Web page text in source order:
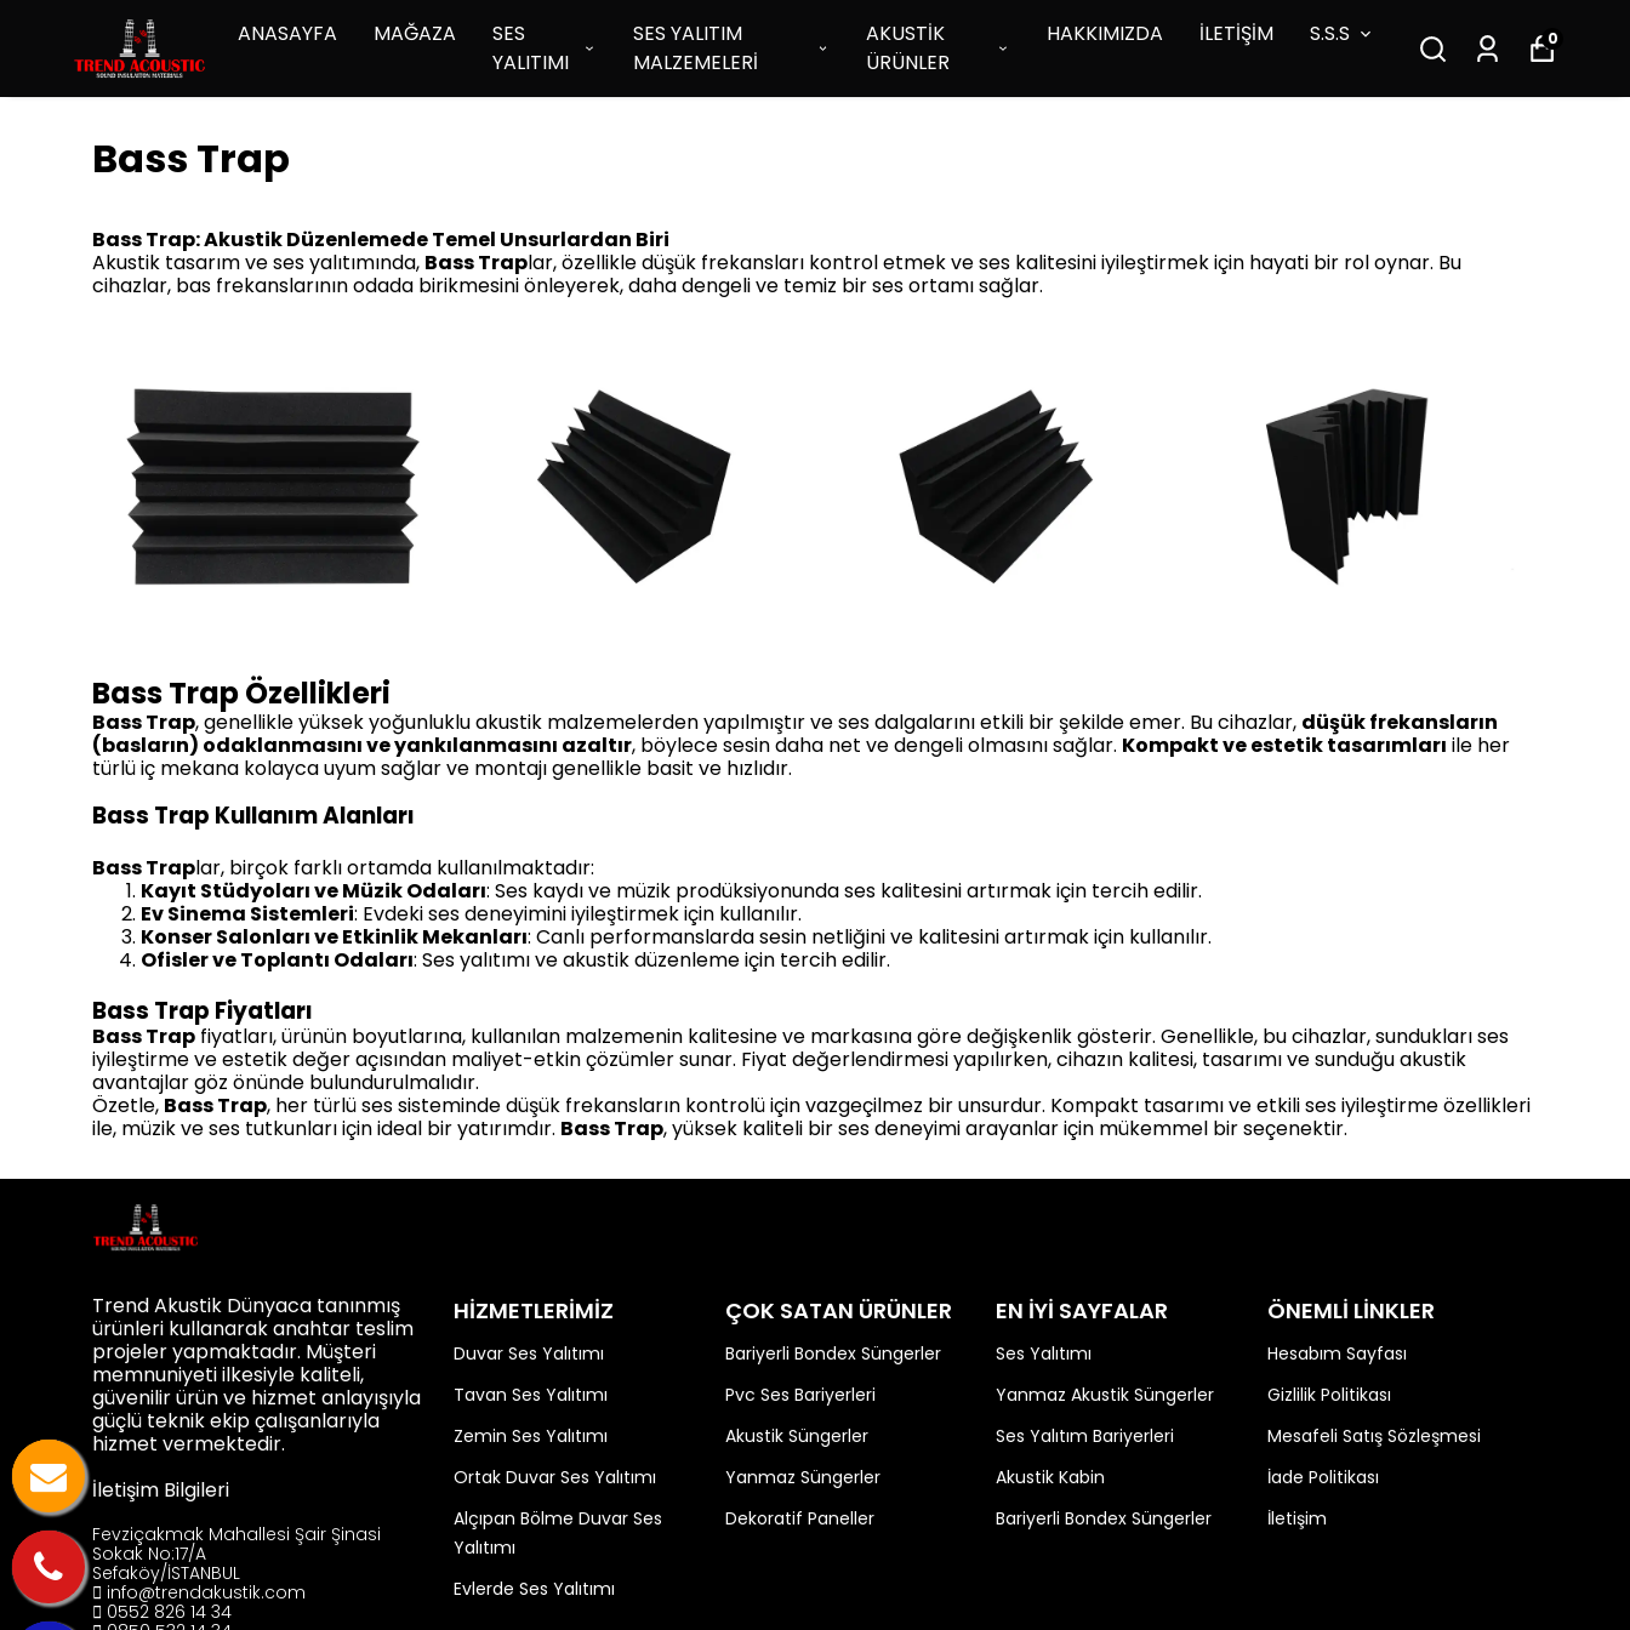
ANASAYFA MAĞAZA
SES
YALITIMI
SES YALITIM
MALZEMELERİ
AKUSTİK
ÜRÜNLER
HAKKIMIZDA İLETİŞİM S.S.S 0
Bass Trap
Bass Trap: Akustik Düzenlemede Temel Unsurlardan Biri
Akustik tasarım ve ses yalıtımında, Bass Traplar, özellikle düşük frekansları kontrol etmek ve ses kalitesini iyileştirmek için hayati bir rol oynar. Bu
cihazlar, bas frekanslarının odada birikmesini önleyerek, daha dengeli ve temiz bir ses ortamı sağlar.
Bass Trap Özellikleri
Bass Trap, genellikle yüksek yoğunluklu akustik malzemelerden yapılmıştır ve ses dalgalarını etkili bir şekilde emer. Bu cihazlar, düşük frekansların
(basların) odaklanmasını ve yankılanmasını azaltır, böylece sesin daha net ve dengeli olmasını sağlar. Kompakt ve estetik tasarımları ile her
türlü iç mekana kolayca uyum sağlar ve montajı genellikle basit ve hızlıdır.
Bass Trap Kullanım Alanları
Bass Traplar, birçok farklı ortamda kullanılmaktadır:
Kayıt Stüdyoları ve Müzik Odaları: Ses kaydı ve müzik prodüksiyonunda ses kalitesini artırmak için tercih edilir.
Ev Sinema Sistemleri: Evdeki ses deneyimini iyileştirmek için kullanılır.
Konser Salonları ve Etkinlik Mekanları: Canlı performanslarda sesin netliğini ve kalitesini artırmak için kullanılır.
Ofisler ve Toplantı Odaları: Ses yalıtımı ve akustik düzenleme için tercih edilir.
Bass Trap Fiyatları
Bass Trap fiyatları, ürünün boyutlarına, kullanılan malzemenin kalitesine ve markasına göre değişkenlik gösterir. Genellikle, bu cihazlar, sundukları ses
iyileştirme ve estetik değer açısından maliyet-etkin çözümler sunar. Fiyat değerlendirmesi yapılırken, cihazın kalitesi, tasarımı ve sunduğu akustik
avantajlar göz önünde bulundurulmalıdır.
Özetle, Bass Trap, her türlü ses sisteminde düşük frekansların kontrolü için vazgeçilmez bir unsurdur. Kompakt tasarımı ve etkili ses iyileştirme özellikleri
ile, müzik ve ses tutkunları için ideal bir yatırımdır. Bass Trap, yüksek kaliteli bir ses deneyimi arayanlar için mükemmel bir seçenektir.
HİZMETLERİMİZ
Duvar Ses Yalıtımı
Tavan Ses Yalıtımı
Zemin Ses Yalıtımı
Ortak Duvar Ses Yalıtımı
Alçıpan Bölme Duvar Ses
Yalıtımı
Evlerde Ses Yalıtımı
ÇOK SATAN ÜRÜNLER
Bariyerli Bondex Süngerler
Pvc Ses Bariyerleri
Akustik Süngerler
Yanmaz Süngerler
Dekoratif Paneller
EN İYİ SAYFALAR
Ses Yalıtımı
Yanmaz Akustik Süngerler
Ses Yalıtım Bariyerleri
Akustik Kabin
Bariyerli Bondex Süngerler
ÖNEMLİ LİNKLER
Hesabım Sayfası
Gizlilik Politikası
Mesafeli Satış Sözleşmesi
İade Politikası
İletişim
Trend Akustik Dünyaca tanınmış
ürünleri kullanarak anahtar teslim
projeler yapmaktadır. Müşteri
memnuniyeti ilkesiyle kaliteli,
güvenilir ürün ve hizmet anlayışıyla
güçlü teknik ekip çalışanlarıyla
hizmet vermektedir.
İletişim Bilgileri
Fevziçakmak Mahallesi Şair Şinasi
Sokak No:17/A
Sefaköy/İSTANBUL
info@trendakustik.com
0552 826 14 34